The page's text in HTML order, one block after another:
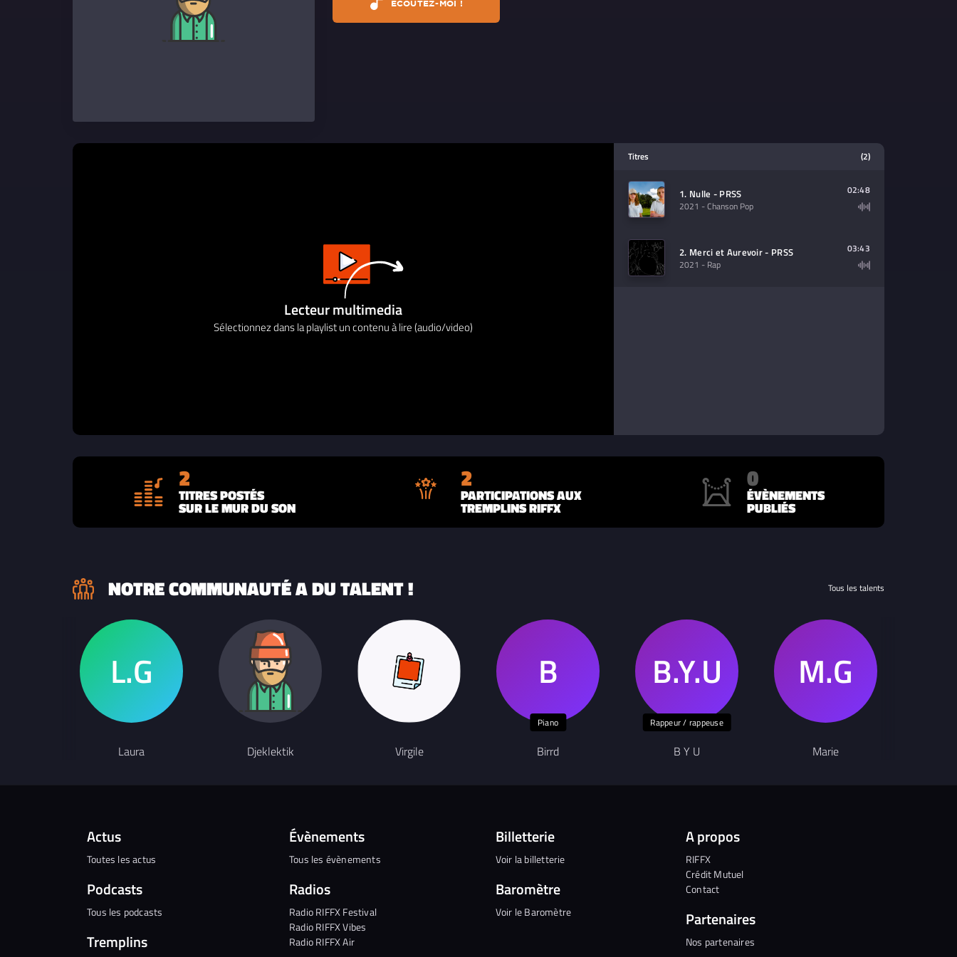
ÉCOUTEZ-MOI !
Lecteur multimedia
Sélectionnez dans la playlist un contenu à lire (audio/video)
Titres (2)
1. Nulle - PRSS
2021 - Chanson Pop
02:48
2. Merci et Aurevoir - PRSS
2021 - Rap
03:43
2
TITRES POSTÉS
SUR LE MUR DU SON
2
PARTICIPATIONS AUX
TREMPLINS RIFFX
0
ÉVÈNEMENTS
PUBLIÉS
NOTRE COMMUNAUTÉ A DU TALENT ! Tous les talents
Laura Djeklektik Virgile
Piano
Birrd
Rappeur / rappeuse
B Y U Marie
Actus
Toutes les actus
Podcasts
Tous les podcasts
Tremplins
Évènements
Tous les évènements
Radios
Radio RIFFX Festival
Radio RIFFX Vibes
Radio RIFFX Air
Billetterie
Voir la billetterie
Baromètre
Voir le Baromètre
A propos
RIFFX
Crédit Mutuel
Contact
Partenaires
Nos partenaires